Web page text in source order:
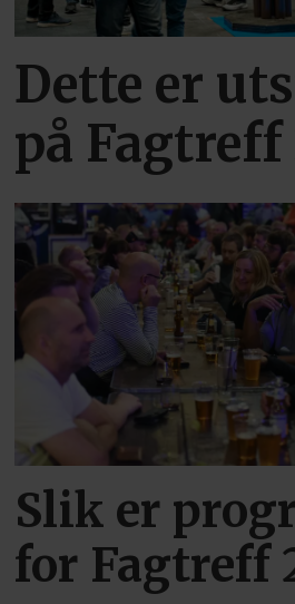
Dette er
på Fagtreff
Slik er
for Fagtreff